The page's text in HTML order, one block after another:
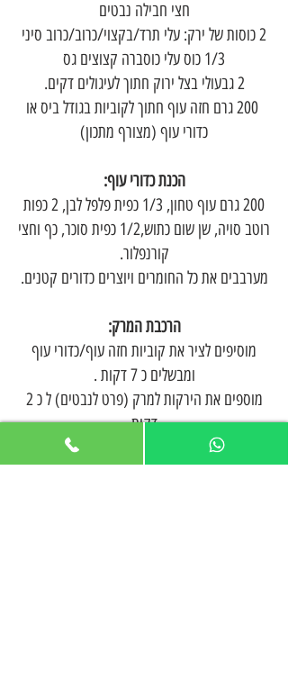
חצי חבילה נבטים
2 כוסות של ירק: עלי תרד/בקצוי/כרוב/כרוב סיני
1/3 כוס עלי כוסברה קצוצים גס
2 גבעולי בצל ירוק חתוך לעיגולים דקים.
200 גרם חזה עוף חתוך לקוביות בגודל ביס או
כדורי עוף (מצורף מתכון)
הכנת כדורי עוף:
200 גרם עוף טחון, 1/3 כפית פלפל לבן, 2 כפות
רוטב סויה, שן שום כתוש,1/2 כפית סוכר, כף וחצי
קורנפלור.
מערבבים את כל החומרים ויוצרים כדורים קטנים.
הרכבת המרק:
מוסיפים לציר את קוביות חזה עוף/כדורי עוף
ומבשלים כ 7 דקות .
מוספים את הירקות למרק (פרט לנבטים) ל כ 2
דקות
חולטים במים רותחים את אטריות כדקה